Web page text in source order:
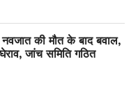
की मौत के बाद बवाल,
जांच समिति गठित